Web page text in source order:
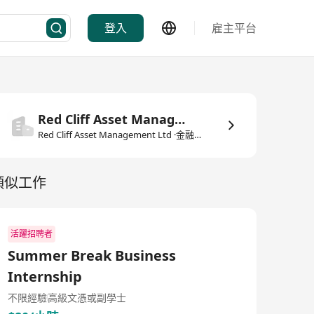
登入 雇主平台
Red Cliff Asset Management Ltd
Red Cliff Asset Management Ltd ·金融服務
似工作
活躍招聘者
Summer Break Business
Internship
不限經驗高級文憑或副學士